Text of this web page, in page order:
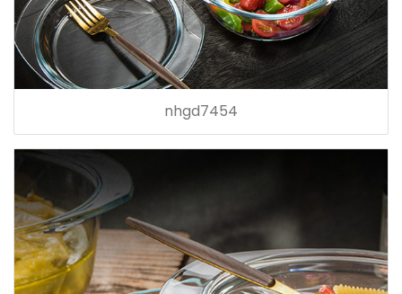
nhgd7454